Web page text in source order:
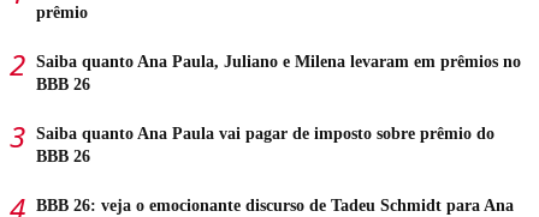
prêmio
Saiba quanto Ana Paula, Juliano e Milena levaram em prêmios no
BBB 26
Saiba quanto Ana Paula vai pagar de imposto sobre prêmio do
BBB 26
BBB 26: veja o emocionante discurso de Tadeu Schmidt para Ana